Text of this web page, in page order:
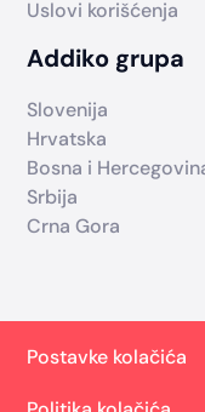
Uslovi korišćenja
Addiko grupa
Slovenija
Hrvatska
Bosna i
Srbija
Crna Gora
Postavke kolačića